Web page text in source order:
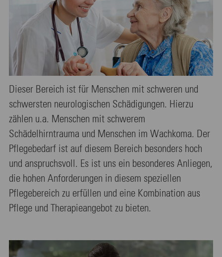
Dieser Bereich ist für Menschen mit schweren und
schwersten neurologischen Schädigungen. Hierzu
zählen u.a. Menschen mit schwerem
Schädelhirntrauma und Menschen im Wachkoma. Der
Pflegebedarf ist auf diesem Bereich besonders hoch
und anspruchsvoll. Es ist uns ein besonderes Anliegen,
die hohen Anforderungen in diesem speziellen
Pflegebereich zu erfüllen und eine Kombination aus
Pflege und Therapieangebot zu bieten.